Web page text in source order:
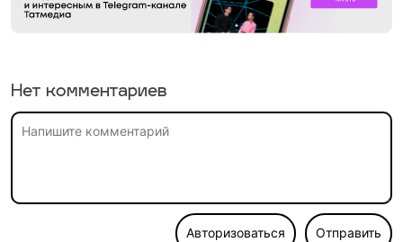
Нет комментариев
Авторизоваться Отправить